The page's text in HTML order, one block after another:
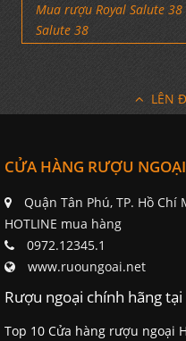
Mua rượu Royal Salute 38
Salute 38
LÊN
CỬA HÀNG RƯỢU NGOẠI
Quận Tân Phú, TP. Hồ Chí
HOTLINE mua hàng
0972.12345.1
www.ruoungoai.net
Rượu ngoại chính hãng tại
Top 10 Cửa hàng rượu ngoại